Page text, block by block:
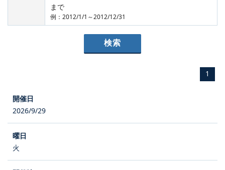
まで
例：2012/1/1～2012/12/31
1
2026/9/29
火